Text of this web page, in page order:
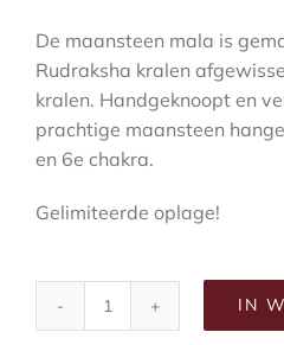
De maansteen mala is
Rudraksha kralen
kralen. Handgeknoopt en
prachtige maansteen
en 6e chakra.
Gelimiteerde oplage!
Maansteen
IN